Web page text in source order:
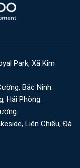
Park, Xã Kim
Bắc Ninh.
Hải Phòng.
Liên Chiểu, Đà